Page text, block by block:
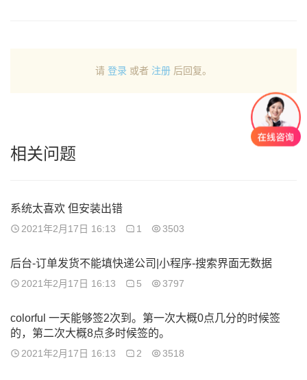
请 登录 或者 注册 后回复。
相关问题
系统太喜欢 但安装出错
2021年2月17日 16:13 1 3503
后台-订单发货不能填快递公司|小程序-搜索界面无数据
2021年2月17日 16:13 5 3797
colorful 一天能够签2次到。第一次大概0点几分的时候签
的，第二次大概8点多时候签的。
2021年2月17日 16:13 2 3518